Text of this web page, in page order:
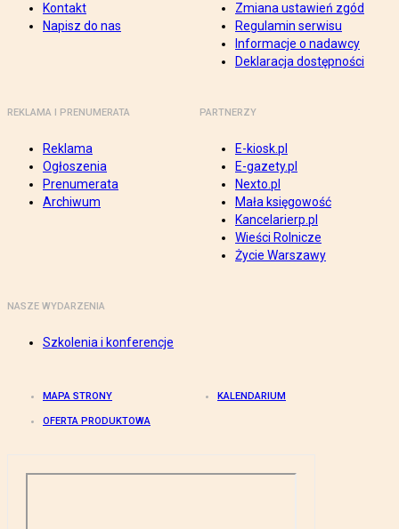
Kontakt
Napisz do nas
Zmiana ustawień zgód
Regulamin serwisu
Informacje o nadawcy
Deklaracja dostępności
REKLAMA I PRENUMERATA
Reklama
Ogłoszenia
Prenumerata
Archiwum
PARTNERZY
E-kiosk.pl
E-gazety.pl
Nexto.pl
Mała księgowość
Kancelarierp.pl
Wieści Rolnicze
Życie Warszawy
NASZE WYDARZENIA
Szkolenia i konferencje
MAPA STRONY KALENDARIUM
OFERTA PRODUKTOWA